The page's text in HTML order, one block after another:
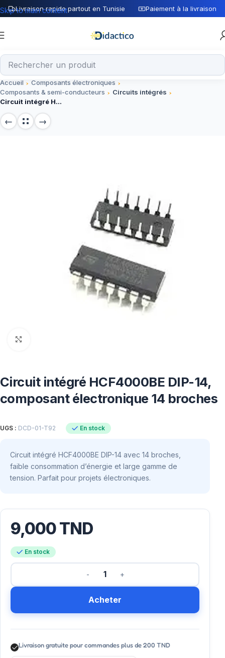
Livraison rapide partout en Tunisie Paiement à la livraison
Skip to main content
Accueil
Composants électroniques
Composants & semi-conducteurs
Circuits intégrés
Circuit intégré HCF4000BE DIP-14, composant électronique 14 broches
Circuit intégré HCF4000BE DIP-14,
composant électronique 14 broches
UGS : DCD-01-T92 En stock
Circuit intégré HCF4000BE DIP-14 avec 14 broches,
faible consommation d’énergie et large gamme de
tension. Parfait pour projets électroniques.
9,000TND
En stock
Acheter
Livraison gratuite pour commandes plus de 200 TND